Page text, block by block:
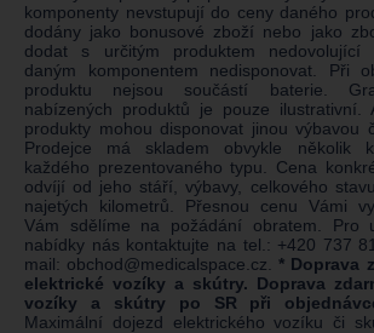
komponenty nevstupují do ceny daného
dodány jako bonusové zboží nebo jako
dodat s určitým produktem nedovolující
daným komponentem nedisponovat. Při
produktu nejsou součástí baterie.
nabízených produktů je pouze ilustrativní.
produkty mohou disponovat jinou výbavou
Prodejce má skladem obvykle několik
každého prezentovaného typu. Cena
odvíjí od jeho stáří, výbavy, celkového
najetých kilometrů. Přesnou cenu Vámi
Vám sdělíme na požádání obratem. Pro
nabídky nás kontaktujte na tel.: +420 737
mail: obchod@medicalspace.cz
* Doprava
elektrické vozíky a skútry. Doprava
vozíky a skútry po SR při
Maximální dojezd elektrického vozíku či